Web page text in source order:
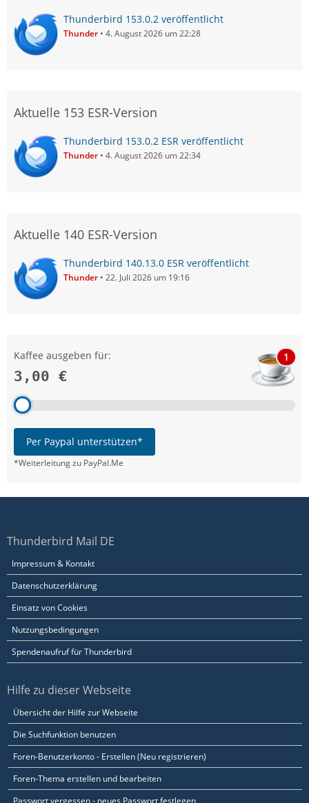
Thunderbird 153.0.2 veröffentlicht
Thunder 4. August 2026 um 22:28
Aktuelle 153 ESR-Version
Thunderbird 153.0.2 ESR veröffentlicht
Thunder 4. August 2026 um 22:34
Aktuelle 140 ESR-Version
Thunderbird 140.13.0 ESR veröffentlicht
Thunder 22. Juli 2026 um 19:16
Kaffee ausgeben für:
3,00 €
1
Per Paypal unterstützen*
*Weiterleitung zu PayPal.Me
Thunderbird Mail DE
Impressum & Kontakt
Datenschutzerklärung
Einsatz von Cookies
Nutzungsbedingungen
Spendenaufruf für Thunderbird
Hilfe zu dieser Webseite
Übersicht der Hilfe zur Webseite
Die Suchfunktion benutzen
Foren-Benutzerkonto - Erstellen (Neu registrieren)
Foren-Thema erstellen und bearbeiten